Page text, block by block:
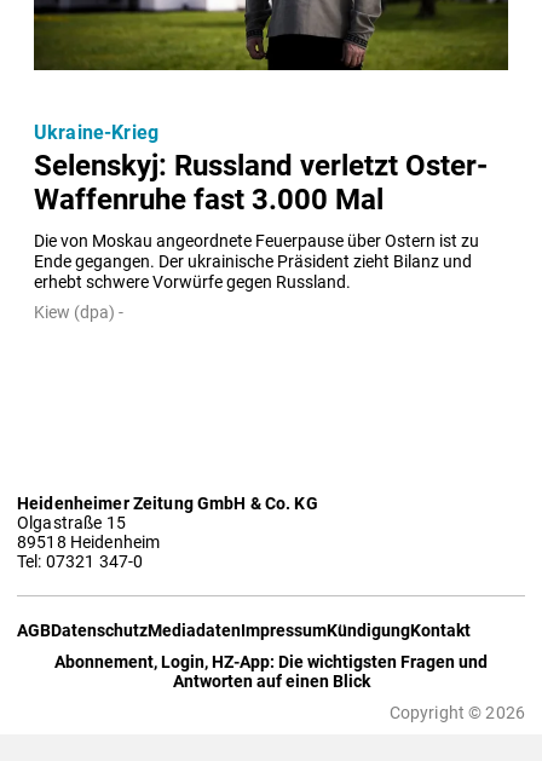
Selenskyj: Russland verletzt Oster-
Waffenruhe fast 3.000 Mal
Die von Moskau angeordnete Feuerpause über Ostern ist zu
Ende gegangen. Der ukrainische Präsident zieht Bilanz und
erhebt schwere Vorwürfe gegen Russland.
Ukraine-Krieg
Kiew (dpa) -
Heidenheimer Zeitung GmbH & Co. KG
Olgastraße 15
89518 Heidenheim
Tel: 07321 347-0
AGBDatenschutzMediadatenImpressumKündigungKontakt
Abonnement, Login, HZ-App: Die wichtigsten Fragen und
Antworten auf einen Blick
Copyright © 2026